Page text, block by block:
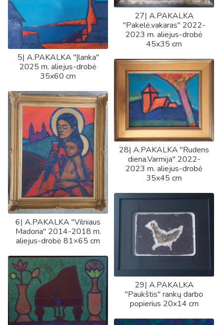
5| A.PAKALKA "Įlanka"
2025 m. aliejus-drobė
35x60 cm
6| A.PAKALKA "Vilniaus
Madona" 2014-2018 m.
aliejus-drobė 81×65 cm
27| A.PAKALKA
"Pakelė.vakaras" 2022-
2023 m. aliejus-drobė
45x35 cm
28| A.PAKALKA "Rudens
diena.Varmija" 2022-
2023 m. aliejus-drobė
35x45 cm
29| A.PAKALKA
"Paukštis" rankų darbo
popierius 20x14 cm